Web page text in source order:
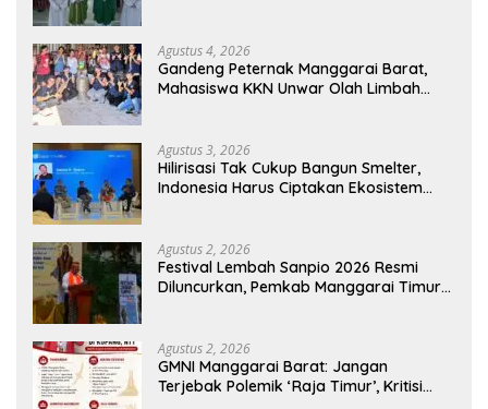
Agustus 4, 2026
Gandeng Peternak Manggarai Barat,
Mahasiswa KKN Unwar Olah Limbah
Agustus 3, 2026
Hilirisasi Tak Cukup Bangun Smelter,
Indonesia Harus Ciptakan Ekosistem
Agustus 2, 2026
Festival Lembah Sanpio 2026 Resmi
Diluncurkan, Pemkab Manggarai Timur
Agustus 2, 2026
GMNI Manggarai Barat: Jangan
Terjebak Polemik ‘Raja Timur’, Kritisi